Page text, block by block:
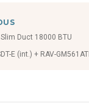
Duct 18000 BTU
E (int.) + RAV-